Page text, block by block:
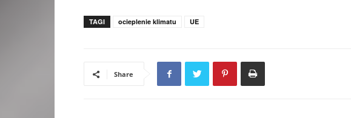
TAGI ocieplenie klimatu UE
Share